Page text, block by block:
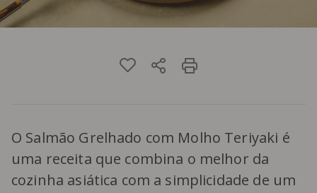
O Salmão Grelhado com Molho Teriyaki é
uma receita que combina o melhor da
cozinha asiática com a simplicidade de um